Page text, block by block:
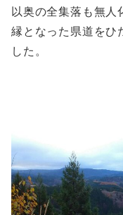
以奥の全集落も無人
縁となった県道をひ
した。